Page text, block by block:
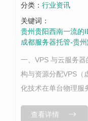
分类： 行业资讯
关键词：
贵州贵阳西南一流的
成都服务器托管-贵
一、VPS 与云服务
构与资源分配VPS（
化技术在单台物理服
储），但底层硬件资
查看详情